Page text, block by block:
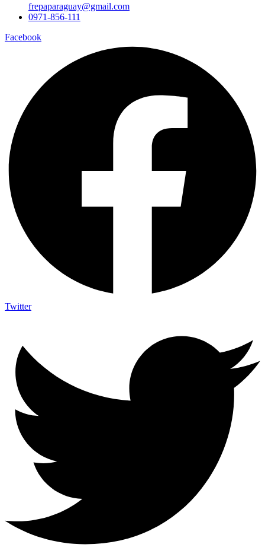
frepaparaguay@gmail.com
0971-856-111
Facebook
Twitter